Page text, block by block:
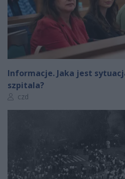
Informacje. Jaka jest
szpitala?
Autor artykułu:
czd